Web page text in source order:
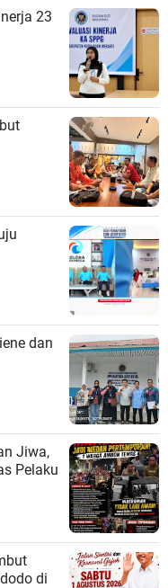
23
dan
Jiwa,
Pelaku
di